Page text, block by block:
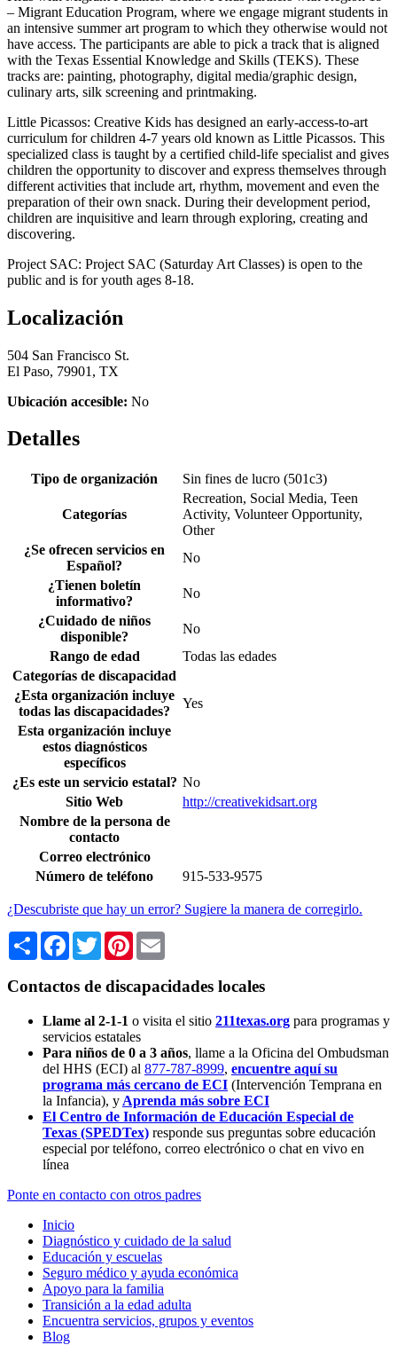
– Migrant Education Program, where we engage migrant students in
an intensive summer art program to which they otherwise would not
have access. The participants are able to pick a track that is aligned
with the Texas Essential Knowledge and Skills (TEKS). These
tracks are: painting, photography, digital media/graphic design,
culinary arts, silk screening and printmaking.
Little Picassos: Creative Kids has designed an early-access-to-art
curriculum for children 4-7 years old known as Little Picassos. This
specialized class is taught by a certified child-life specialist and gives
children the opportunity to discover and express themselves through
different activities that include art, rhythm, movement and even the
preparation of their own snack. During their development period,
children are inquisitive and learn through exploring, creating and
discovering.
Project SAC: Project SAC (Saturday Art Classes) is open to the
public and is for youth ages 8-18.
Localización
504 San Francisco St.
El Paso, 79901, TX
Ubicación accesible: No
Detalles
Tipo de organización Sin fines de lucro (501c3)
Categorías
Recreation, Social Media, Teen
Activity, Volunteer Opportunity,
Other
¿Se ofrecen servicios en
Español?
No
¿Tienen boletín
informativo?
No
¿Cuidado de niños
disponible?
No
Rango de edad
Todas las edades
Categorías de discapacidad
¿Esta organización incluye
todas las discapacidades?
Yes
Esta organización incluye
estos diagnósticos
específicos
¿Es este un servicio estatal? No
Sitio Web
http://creativekidsart.org
Nombre de la persona de
contacto
Correo electrónico
Número de teléfono
915-533-9575
¿Descubriste que hay un error? Sugiere la manera de corregirlo.
Share Facebook
TwitterPinterest
Contactos de discapacidades locales
Llame al 2-1-1 o visita el sitio 211texas.org para programas y
servicios estatales
Para niños de 0 a 3 años, llame a la Oficina del Ombudsman
del HHS (ECI) al 877-787-8999, encuentre aquí su
programa más cercano de ECI (Intervención Temprana en
la Infancia), y Aprenda más sobre ECI
El Centro de Información de Educación Especial de
Texas (SPEDTex) responde sus preguntas sobre educación
especial por teléfono, correo electrónico o chat en vivo en
línea
Ponte en contacto con otros padres
Inicio
Diagnóstico y cuidado de la salud
Educación y escuelas
Seguro médico y ayuda económica
Apoyo para la familia
Transición a la edad adulta
Encuentra servicios, grupos y eventos
Blog